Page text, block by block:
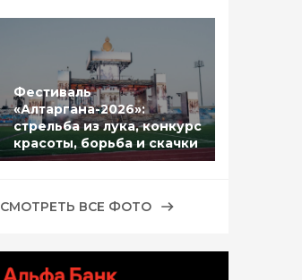
Фестиваль
«Алтаргана-2026»:
стрельба из лука, конкурс
красоты, борьба и скачки
СМОТРЕТЬ ВСЕ ФОТО